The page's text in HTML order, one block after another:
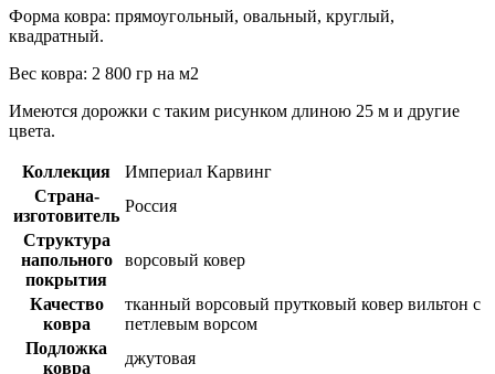
В корзину
3.00*4.00
3.00*5.00 27 600.00 руб.
4.00*5.00 36 800.00 руб. В корзину
Форма ковра: прямоугольный, овальный, круглый,
квадратный.
Вес ковра: 2 800 гр на м2
Имеются дорожки с таким рисунком длиною 25 м и другие
цвета.
Коллекция
Империал Карвинг
Страна-
изготовитель
Россия
Структура
напольного
покрытия
ворсовый ковер
Качество
ковра
тканный ворсовый прутковый ковер вильтон с
петлевым ворсом
Подложка
ковра
джутовая